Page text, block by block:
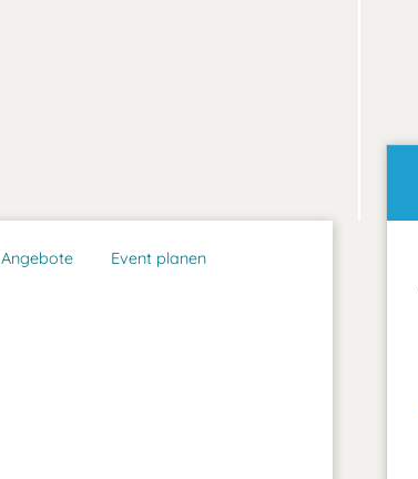
Angebote
Event planen